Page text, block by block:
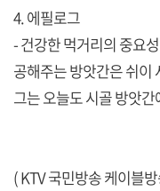
4. 에필로그
- 건강한 먹거리의 중요
공해주는 방앗간은 쉬이
그는 오늘도 시골 방앗
( KTV 국민방송 케이블